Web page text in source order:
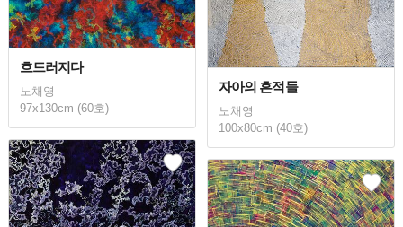
자아의 흔적들
노채영
100x80cm (40호)
흐드러지다
노채영
97x130cm (60호)